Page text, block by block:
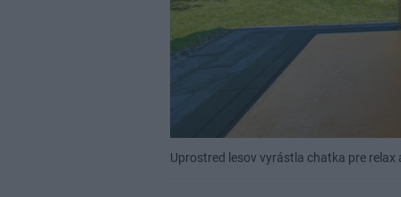
Uprostred lesov vyrástla chatka pre